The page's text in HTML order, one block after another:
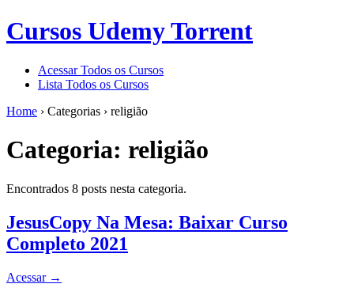
Cursos Udemy Torrent
Acessar Todos os Cursos
Lista Todos os Cursos
Home › Categorias › religião
Categoria: religião
Encontrados 8 posts nesta categoria.
JesusCopy Na Mesa: Baixar Curso
Completo 2021
Acessar →